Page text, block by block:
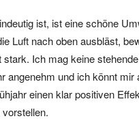
ist, ist eine schöne
Luft nach oben ausbläst,
stark. Ich mag keine
angenehm und ich könnt mir
einen klar positiven